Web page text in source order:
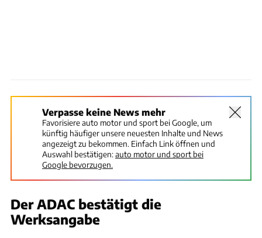
Verpasse keine News mehr
Favorisiere auto motor und sport bei Google, um
künftig häufiger unsere neuesten Inhalte und News
angezeigt zu bekommen. Einfach Link öffnen und
Auswahl bestätigen:auto motor und sport bei
Google bevorzugen.
Der ADAC bestätigt die
Werksangabe